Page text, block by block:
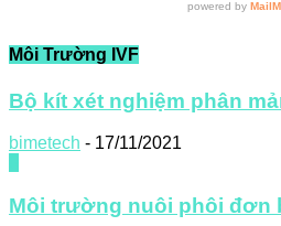
Môi Trường IVF
Bộ kít xét nghiệm phân
bimetech - 17/11/2021
Môi trường nuôi phôi đơn